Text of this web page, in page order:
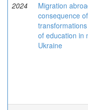
2024
Migration
consequence of
of education in
Ukraine